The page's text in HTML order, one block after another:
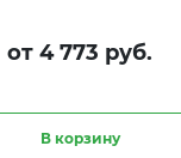
от 4 773 руб.
В корзину